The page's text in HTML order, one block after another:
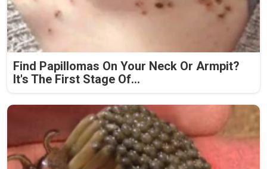
Find Papillomas On Your Neck Or Armpit?
It's The First Stage Of...